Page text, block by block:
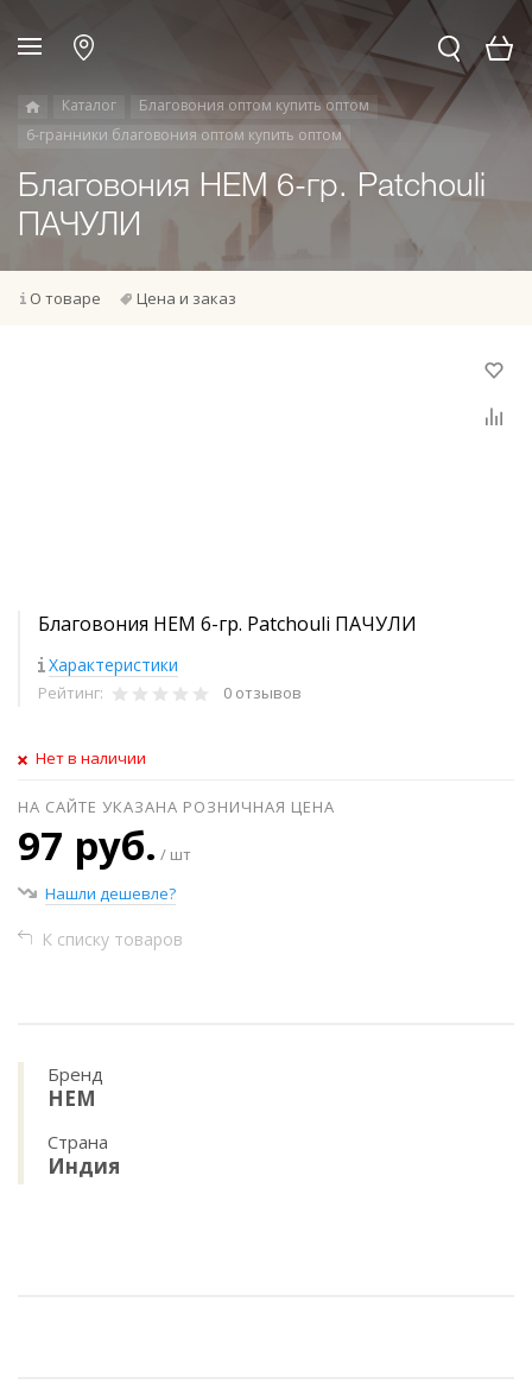
Каталог
Благовония оптом купить оптом
6-гранники благовония оптом купить оптом
Благовония HEM 6-гр. Patchouli
ПАЧУЛИ
О товаре Цена и заказ
Благовония HEM 6-гр. Patchouli ПАЧУЛИ
Характеристики
Рейтинг: 0 отзывов
Нет в наличии
НА САЙТЕ УКАЗАНА РОЗНИЧНАЯ ЦЕНА
97 руб. / шт
Нашли дешевле?
К списку товаров
Бренд
HEM
Страна
Индия